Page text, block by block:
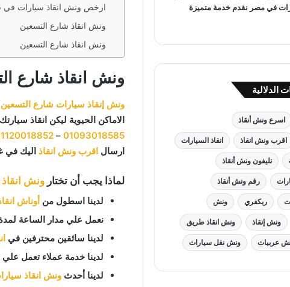
ارخص ونش انقاذ سيارات في
ونش انقاذ شارع التسعين
ونش انقاذ شارع التسعين
ونش انقاذ شارع
ونش إنقاذ سيارات شارع التسعين
الاماكن الحيوية ليكن انقاذ
01093018585
–
ارسال اقرب ونش انقاذ اليك في غضون 30
لماذا يجب أن تختار ونش
لدينا اسطول من أوناش
نعمل علي مدار الساعة لمدة 24 ساعة و 7 أيام في الاسبوع 365 يوم في
لدينا سائقين محترفين في
لدينا خدمة عملاء تعمل
لدينا أحدث ونش انقاذ
في مصر نقدم خدمة متميزة
الدلالية
اسرع ونش أنقاذ
اقرب ونش انقاذ انقاذ السيارات
تليفون ونش أنقاذ
رقم ونش أنقاذ
ريكفري ونش
ونش إنقاذ ونش انقاذ طريق
عربيات ونش نقل سيارات